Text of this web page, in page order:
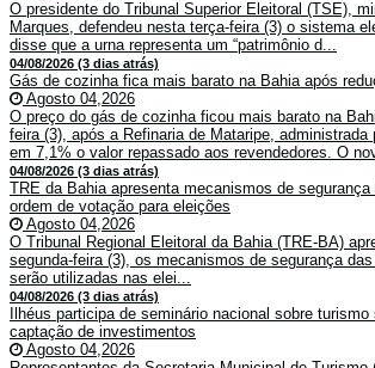
O presidente do Tribunal Superior Eleitoral (TSE),
Marques, defendeu nesta terça-feira (3) o sistema
disse que a urna representa um “patrimônio d...
04/08/2026 (3 dias atrás)
Gás de cozinha fica mais barato na Bahia após
Agosto 04,2026
O preço do gás de cozinha ficou mais barato na
feira (3), após a Refinaria de Mataripe, administrada
em 7,1% o valor repassado aos revendedores. O
04/08/2026 (3 dias atrás)
TRE da Bahia apresenta mecanismos de
ordem de votação para eleições
Agosto 04,2026
O Tribunal Regional Eleitoral da Bahia (TRE-BA)
segunda-feira (3), os mecanismos de segurança
serão utilizadas nas elei...
04/08/2026 (3 dias atrás)
Ilhéus participa de seminário nacional sobre
captação de investimentos
Agosto 04,2026